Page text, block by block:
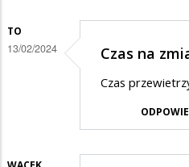
TO
13/02/2024 Czas na
Czas